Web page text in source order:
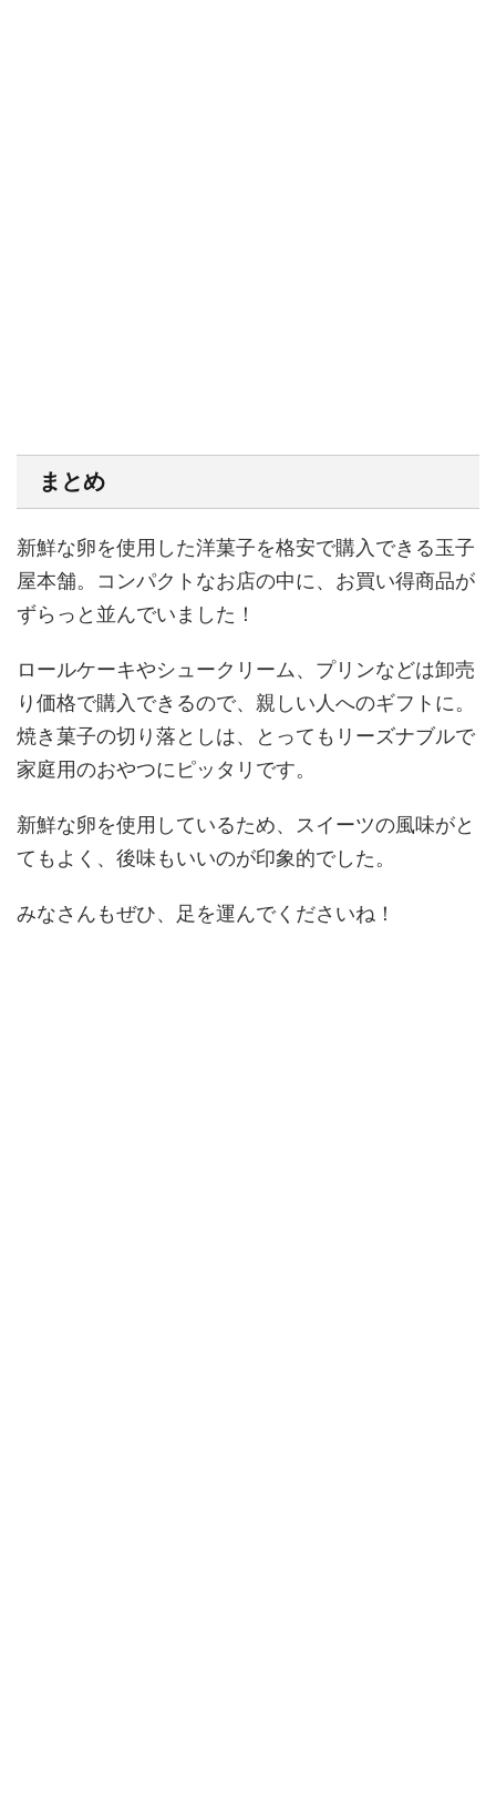
まとめ
新鮮な卵を使用した洋菓子を格安で購入できる玉子
屋本舗。コンパクトなお店の中に、お買い得商品が
ずらっと並んでいました！
ロールケーキやシュークリーム、プリンなどは卸売
り価格で購入できるので、親しい人へのギフトに。
焼き菓子の切り落としは、とってもリーズナブルで
家庭用のおやつにピッタリです。
新鮮な卵を使用しているため、スイーツの風味がと
てもよく、後味もいいのが印象的でした。
みなさんもぜひ、足を運んでくださいね！